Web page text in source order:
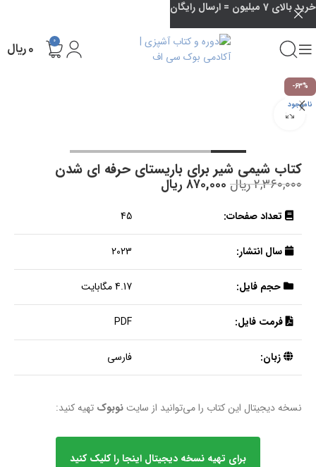
0 ۰ریال
-63%
ناموجود
کتاب شیمی شیر برای باریستای حرفه ای شدن
۲,۳۶۰,۰۰۰ریال ۸۷۰,۰۰۰ ریال
تعداد صفحات: 45
سال انتشار: 2023
حجم فایل: 4.17 مگابایت
فرمت فایل: PDF
زبان: فارسی
نسخه دیجیتال این کتاب را می‌توانید از سایتنوبوک تهیه کنید:
برای تهیه نسخه دیجیتال اینجا را کلیک کنید
خرید بالای 7 میلیون = ارسال رایگان